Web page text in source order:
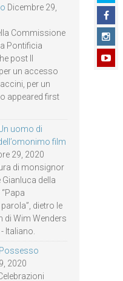
Dicembre 29,
Commissione
Pontificia
post Il
un accesso
per un
appeared first
uomo di
film
29, 2020
di monsignor
della
dietro le
di Wim Wenders
Italiano.
Possesso
2020